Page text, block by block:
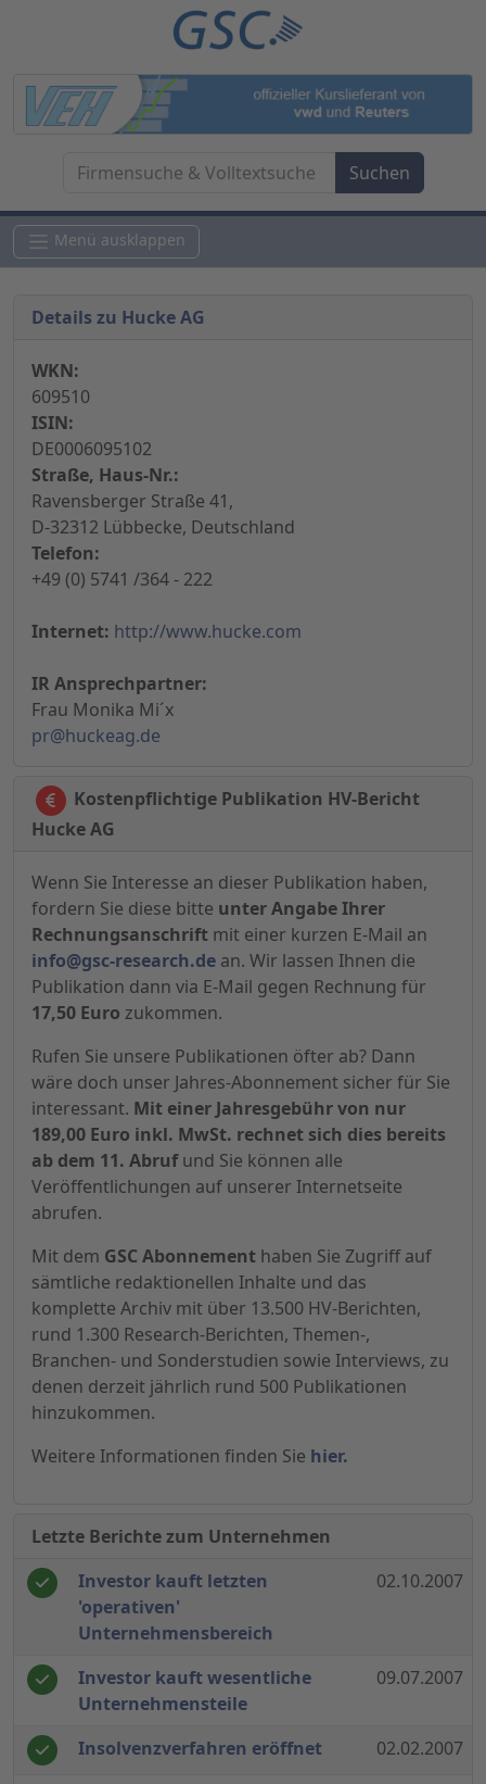
Menü ausklappen
Details zu Hucke AG
WKN:
609510
ISIN:
DE0006095102
Straße, Haus-Nr.:
Ravensberger Straße 41,
D-32312 Lübbecke, Deutschland
Telefon:
+49 (0) 5741 /364 - 222
Internet: http://www.hucke.com
IR Ansprechpartner:
Frau Monika Mi´x
pr@huckeag.de
Kostenpflichtige Publikation HV-Bericht
Hucke AG
Wenn Sie Interesse an dieser Publikation haben,
fordern Sie diese bitte unter Angabe Ihrer
Rechnungsanschrift mit einer kurzen E-Mail an
info@gsc-research.de an. Wir lassen Ihnen die
Publikation dann via E-Mail gegen Rechnung für
17,50 Euro zukommen.
Rufen Sie unsere Publikationen öfter ab? Dann
wäre doch unser Jahres-Abonnement sicher für Sie
interessant. Mit einer Jahresgebühr von nur
189,00 Euro inkl. MwSt. rechnet sich dies bereits
ab dem 11. Abrufund Sie können alle
Veröffentlichungen auf unserer Internetseite
abrufen.
Mit dem GSC Abonnement haben Sie Zugriff auf
sämtliche redaktionellen Inhalte und das
komplette Archiv mit über 13.500 HV-Berichten,
rund 1.300 Research-Berichten, Themen-,
Branchen- und Sonderstudien sowie Interviews, zu
denen derzeit jährlich rund 500 Publikationen
hinzukommen.
Weitere Informationen finden Sie hier.
Letzte Berichte zum Unternehmen
Investor kauft letzten
'operativen'
Unternehmensbereich
02.10.2007
Investor kauft wesentliche
Unternehmensteile
09.07.2007
Insolvenzverfahren eröffnet 02.02.2007